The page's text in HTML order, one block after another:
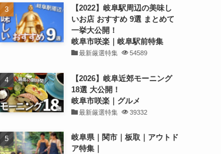
【2022】岐阜駅周辺の美味し
いお店 おすすめ 9選 まとめて
一挙大公開！
岐阜市咲楽｜岐阜駅前特集
最新厳選特集 54589
【2026】岐阜近郊モーニング
18選 大公開！
岐阜市咲楽｜グルメ
最新厳選特集 39332
岐阜県｜関市｜板取｜アウトド
ア特集｜